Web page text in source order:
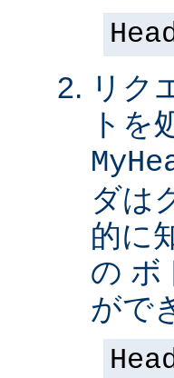
リク
トを
ダは
的に
の ボ
がで